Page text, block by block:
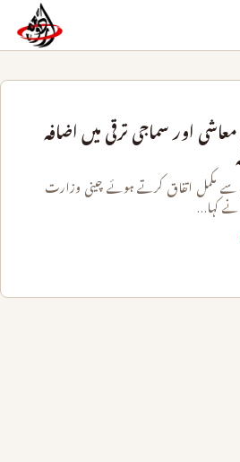
اور سماجی ترقی میں اضافہ
سے مکمل اتفاق کرتے ہوئے چینی وزارت
نے کہا…